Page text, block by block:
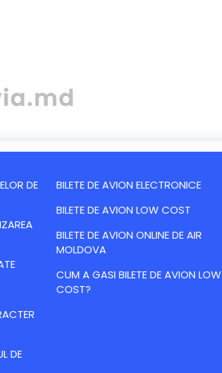
DE
DE
BILETE DE AVION ELECTRONICE
BILETE DE AVION LOW COST
BILETE DE AVION ONLINE DE AIR
MOLDOVA
CUM A GASI BILETE DE AVION LOW
COST?